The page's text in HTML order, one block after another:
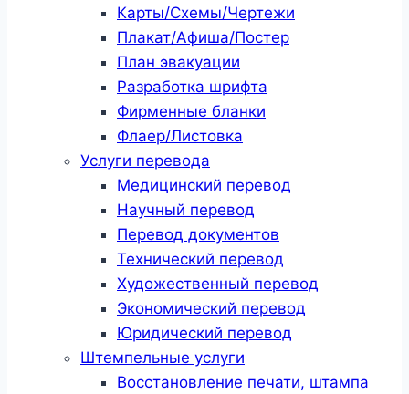
Карты/Схемы/Чертежи
Плакат/Афиша/Постер
План эвакуации
Разработка шрифта
Фирменные бланки
Флаер/Листовка
Услуги перевода
Медицинский перевод
Научный перевод
Перевод документов
Технический перевод
Художественный перевод
Экономический перевод
Юридический перевод
Штемпельные услуги
Восстановление печати, штампа